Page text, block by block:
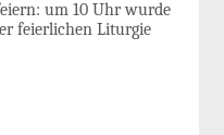
um 10 Uhr wurde
feierlichen Liturgie